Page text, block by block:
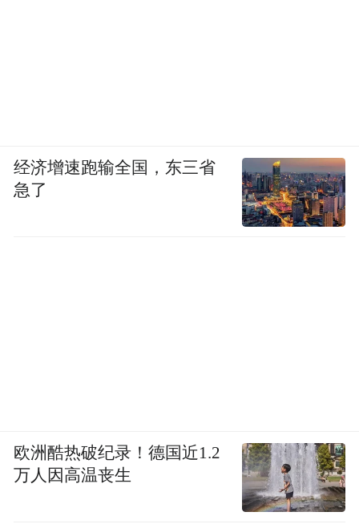
经济增速跑输全国，东三省
急了
欧洲酷热破纪录！德国近1.2
万人因高温丧生